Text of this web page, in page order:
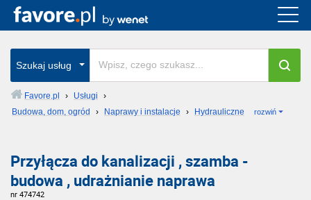
Szukaj usług
Favore.pl › Usługi
›
Budowa, dom, ogród
› Naprawy i instalacje › Hydrauliczne rozwiń
Przyłącza do kanalizacji , szamba -
budowa , udrażnianie naprawa
nr 474742